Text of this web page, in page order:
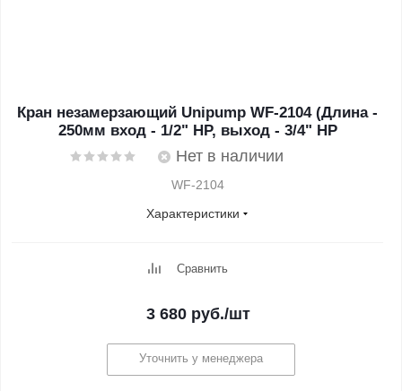
Кран незамерзающий Unipump WF-2104 (Длина -
250мм вход - 1/2" НР, выход - 3/4" НР
Нет в наличии
WF-2104
Характеристики
Сравнить
3 680руб./шт
Уточнить у менеджера